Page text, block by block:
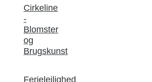
Cirkeline
-
Blomster
og
Brugskunst
Ferielejlighed